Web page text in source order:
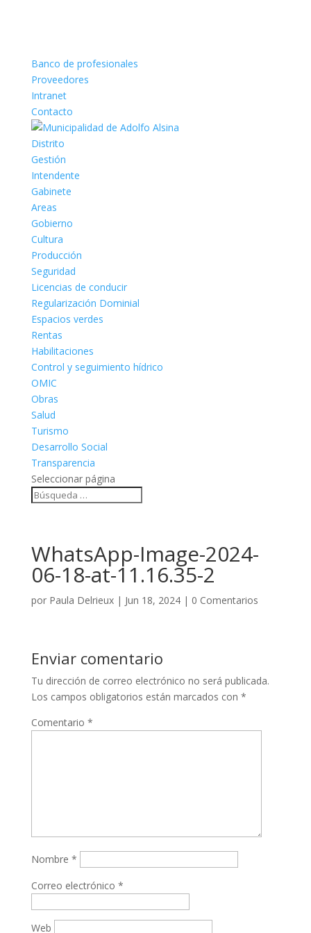
Banco de profesionales
Proveedores
Intranet
Contacto
Distrito
Gestión
Intendente
Gabinete
Areas
Gobierno
Cultura
Producción
Seguridad
Licencias de conducir
Regularización Dominial
Espacios verdes
Rentas
Habilitaciones
Control y seguimiento hídrico
OMIC
Obras
Salud
Turismo
Desarrollo Social
Transparencia
Seleccionar página
WhatsApp-Image-2024-
06-18-at-11.16.35-2
por Paula Delrieux| Jun 18, 2024| 0 Comentarios
Enviar comentario
Tu dirección de correo electrónico no será publicada.
Los campos obligatorios están marcados con *
Comentario *
Nombre *
Correo electrónico *
Web